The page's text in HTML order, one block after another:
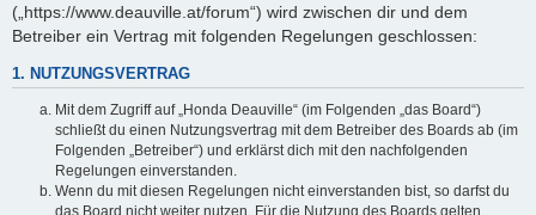
(„https://www.deauville.at/forum“) wird zwischen dir und dem
Betreiber ein Vertrag mit folgenden Regelungen geschlossen:
1. NUTZUNGSVERTRAG
Mit dem Zugriff auf „Honda Deauville“ (im Folgenden „das Board“)
schließt du einen Nutzungsvertrag mit dem Betreiber des Boards ab (im
Folgenden „Betreiber“) und erklärst dich mit den nachfolgenden
Regelungen einverstanden.
Wenn du mit diesen Regelungen nicht einverstanden bist, so darfst du
das Board nicht weiter nutzen. Für die Nutzung des Boards gelten